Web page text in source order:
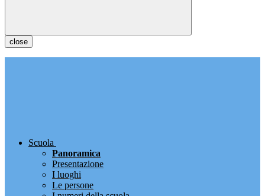
close
Scuola
Panoramica
Presentazione
I luoghi
Le persone